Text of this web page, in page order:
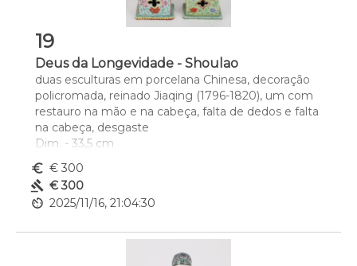
19
Deus da Longevidade - Shoulao
duas esculturas em porcelana Chinesa, decoração
policromada, reinado Jiaqing (1796-1820), um com
restauro na mão e na cabeça, falta de dedos e falta
na cabeça, desgaste
Dim. - 33,5 cm
euro_symbol € 300
gavel € 300
av_timer 2025/11/16, 21:04:30